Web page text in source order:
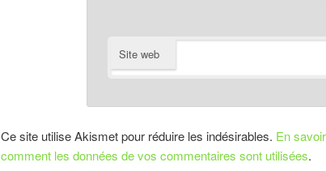
Site web
Ce site utilise Akismet pour réduire les indésirables. En
comment les données de vos commentaires sont utilisées.